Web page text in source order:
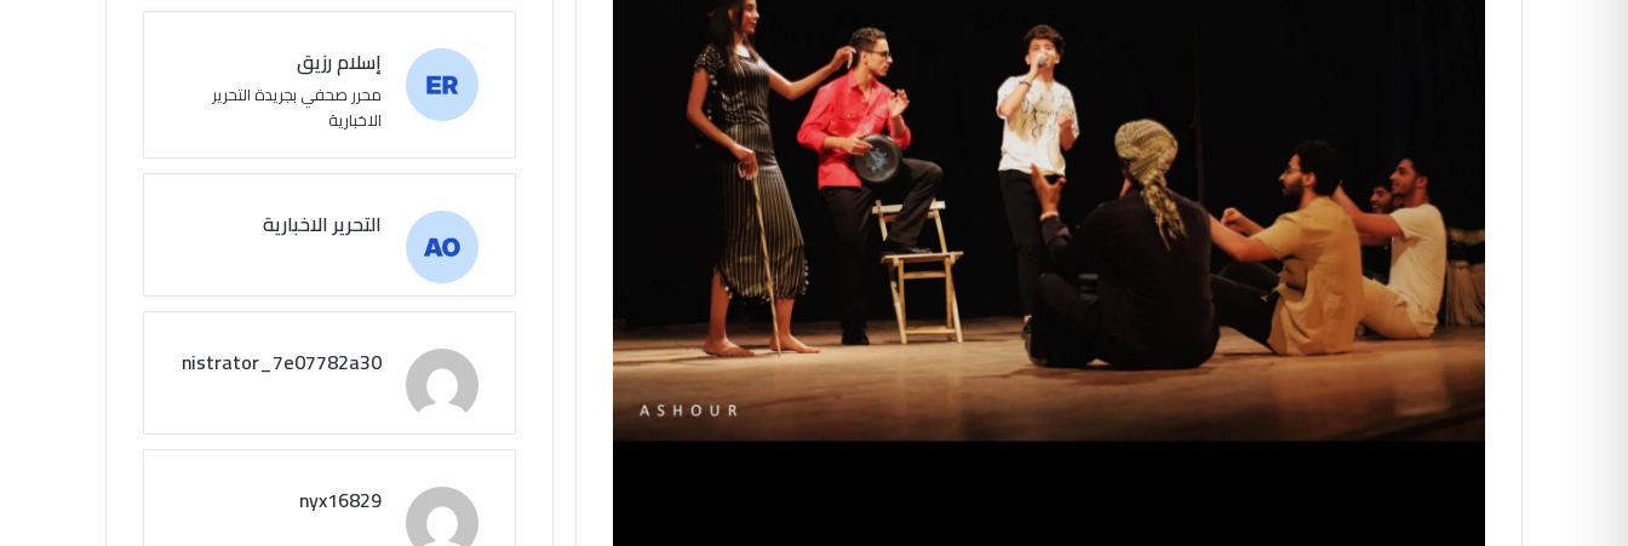
إسلام رزيق
محرر صحفي بجريدة التحرير
الاخبارية
التحرير الاخبارية
administrator_7e07782a30
nyx16829